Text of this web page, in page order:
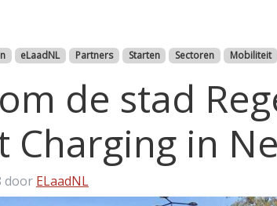
eLaadNL Partners Starten Sectoren Mobiliteit
de stad
Charging in
door ELaadNL